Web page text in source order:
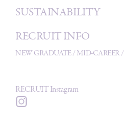
SUSTAINABILITY
RECRUIT INFO
NEW GRADUATE/ MID-CAREER/
RECRUIT Instagram